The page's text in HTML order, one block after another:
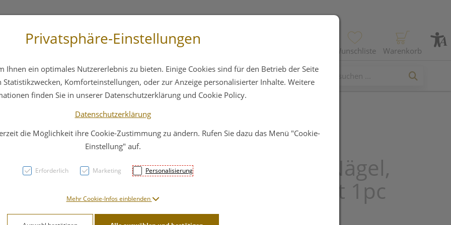
Wunschliste Warenkorb
Hautpflege Familie Nahrungsergänzung
Vitry Zange Für
Eingewachsene Nägel,
Rostfrei, Gehärtet 1pc
PZN: 4633280
Privatsphäre-Einstellungen
Ihnen ein optimales Nutzererlebnis zu bieten. Einige Cookies sind für den Betrieb der Seite
Komforteinstellungen, oder zur Anzeige personalisierter Inhalte. Weitere
finden Sie in unserer Datenschutzerklärung und Cookie Policy.
Datenschutzerklärung
die Möglichkeit ihre Cookie-Zustimmung zu ändern. Rufen Sie dazu das Menü "Cookie-
Einstellung" auf.
Erforderlich Marketing Personalisierung
Mehr Cookie-Infos einblenden